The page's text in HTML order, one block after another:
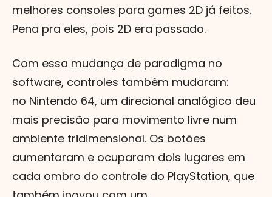
melhores consoles para games 2D já feitos.
Pena pra eles, pois 2D era passado.
Com essa mudança de paradigma no
software, controles também mudaram:
no Nintendo 64, um direcional analógico deu
mais precisão para movimento livre num
ambiente tridimensional. Os botões
aumentaram e ocuparam dois lugares em
cada ombro do controle do PlayStation, que